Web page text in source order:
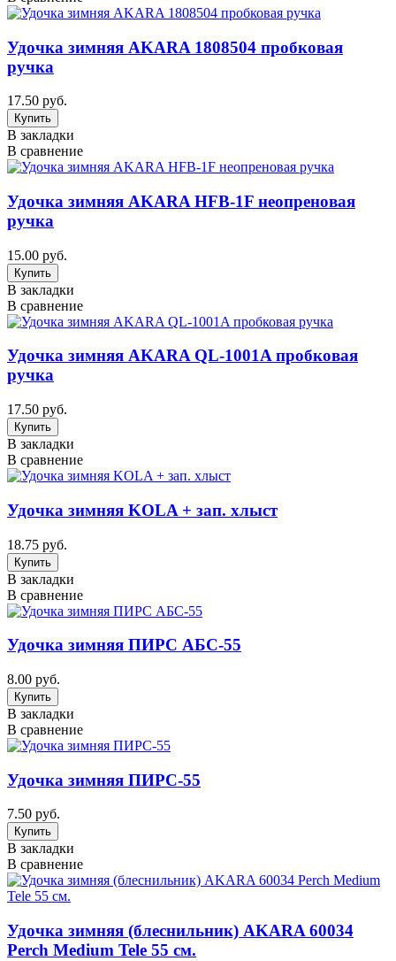
Удочка зимняя AKARA 1808504 пробковая
ручка
17.50 руб.
В закладки
В сравнение
Удочка зимняя AKARA HFВ-1F неопреновая
ручка
15.00 руб.
В закладки
В сравнение
Удочка зимняя AKARA QL-1001A пробковая
ручка
17.50 руб.
В закладки
В сравнение
Удочка зимняя KOLA + зап. хлыст
18.75 руб.
В закладки
В сравнение
Удочка зимняя ПИРС АБС-55
8.00 руб.
В закладки
В сравнение
Удочка зимняя ПИРС-55
7.50 руб.
В закладки
В сравнение
Удочка зимняя (блеснильник) AKARA 60034
Perch Medium Tele 55 см.